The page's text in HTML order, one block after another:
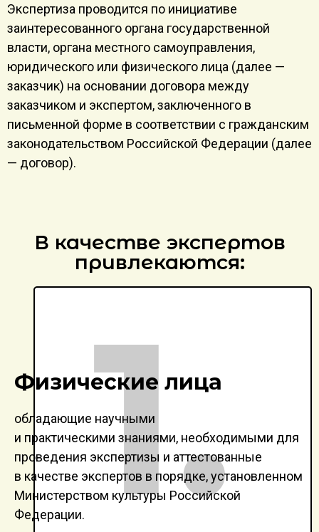
Экспертиза проводится по инициативе
заинтересованного органа государственной
власти, органа местного самоуправления,
юридического или физического лица (далее —
заказчик) на основании договора между
заказчиком и экспертом, заключенного в
письменной форме в соответствии с гражданским
законодательством Российской Федерации (далее
— договор).
В качестве экспертов
привлекаются:
обладающие научными
и практическими знаниями, необходимыми для
проведения экспертизы и аттестованные
в качестве экспертов в порядке, установленном
Министерством культуры Российской
Федерации.
Физические лица